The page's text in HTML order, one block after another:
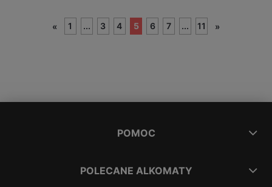
« 1 ... 3 4 5 6 7 ... 11 »
POMOC
POLECANE ALKOMATY